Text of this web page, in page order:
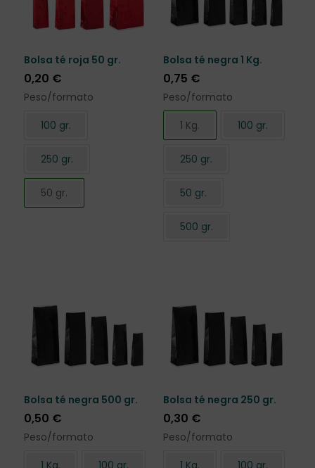
Bolsa té roja 50 gr.
0,20 €
Peso/formato
100 gr.
250 gr.
50 gr.
Bolsa té negra 1 Kg.
0,75 €
Peso/formato
1 Kg.
100 gr.
250 gr.
50 gr.
500 gr.
Bolsa té negra 500 gr.
0,50 €
Peso/formato
Bolsa té negra 250 gr.
0,30 €
Peso/formato